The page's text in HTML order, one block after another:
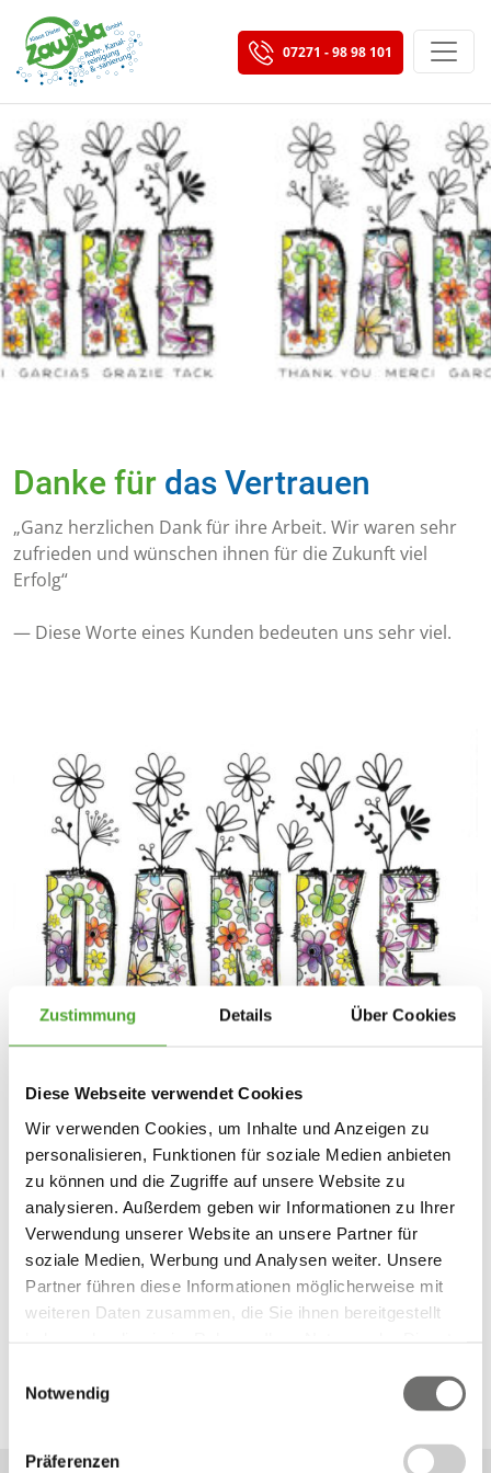
Zustimmung Details Über Cookies
Diese Webseite verwendet Cookies
Wir verwenden Cookies, um Inhalte und Anzeigen zu
personalisieren, Funktionen für soziale Medien anbieten
zu können und die Zugriffe auf unsere Website zu
analysieren. Außerdem geben wir Informationen zu Ihrer
Verwendung unserer Website an unsere Partner für
soziale Medien, Werbung und Analysen weiter. Unsere
Partner führen diese Informationen möglicherweise mit
weiteren Daten zusammen, die Sie ihnen bereitgestellt
Notwendig
Präferenzen
07271 - 98 98 101
Danke für das Vertrauen
„Ganz herzlichen Dank für ihre Arbeit. Wir waren sehr
zufrieden und wünschen ihnen für die Zukunft viel
Erfolg“
— Diese Worte eines Kunden bedeuten uns sehr viel.